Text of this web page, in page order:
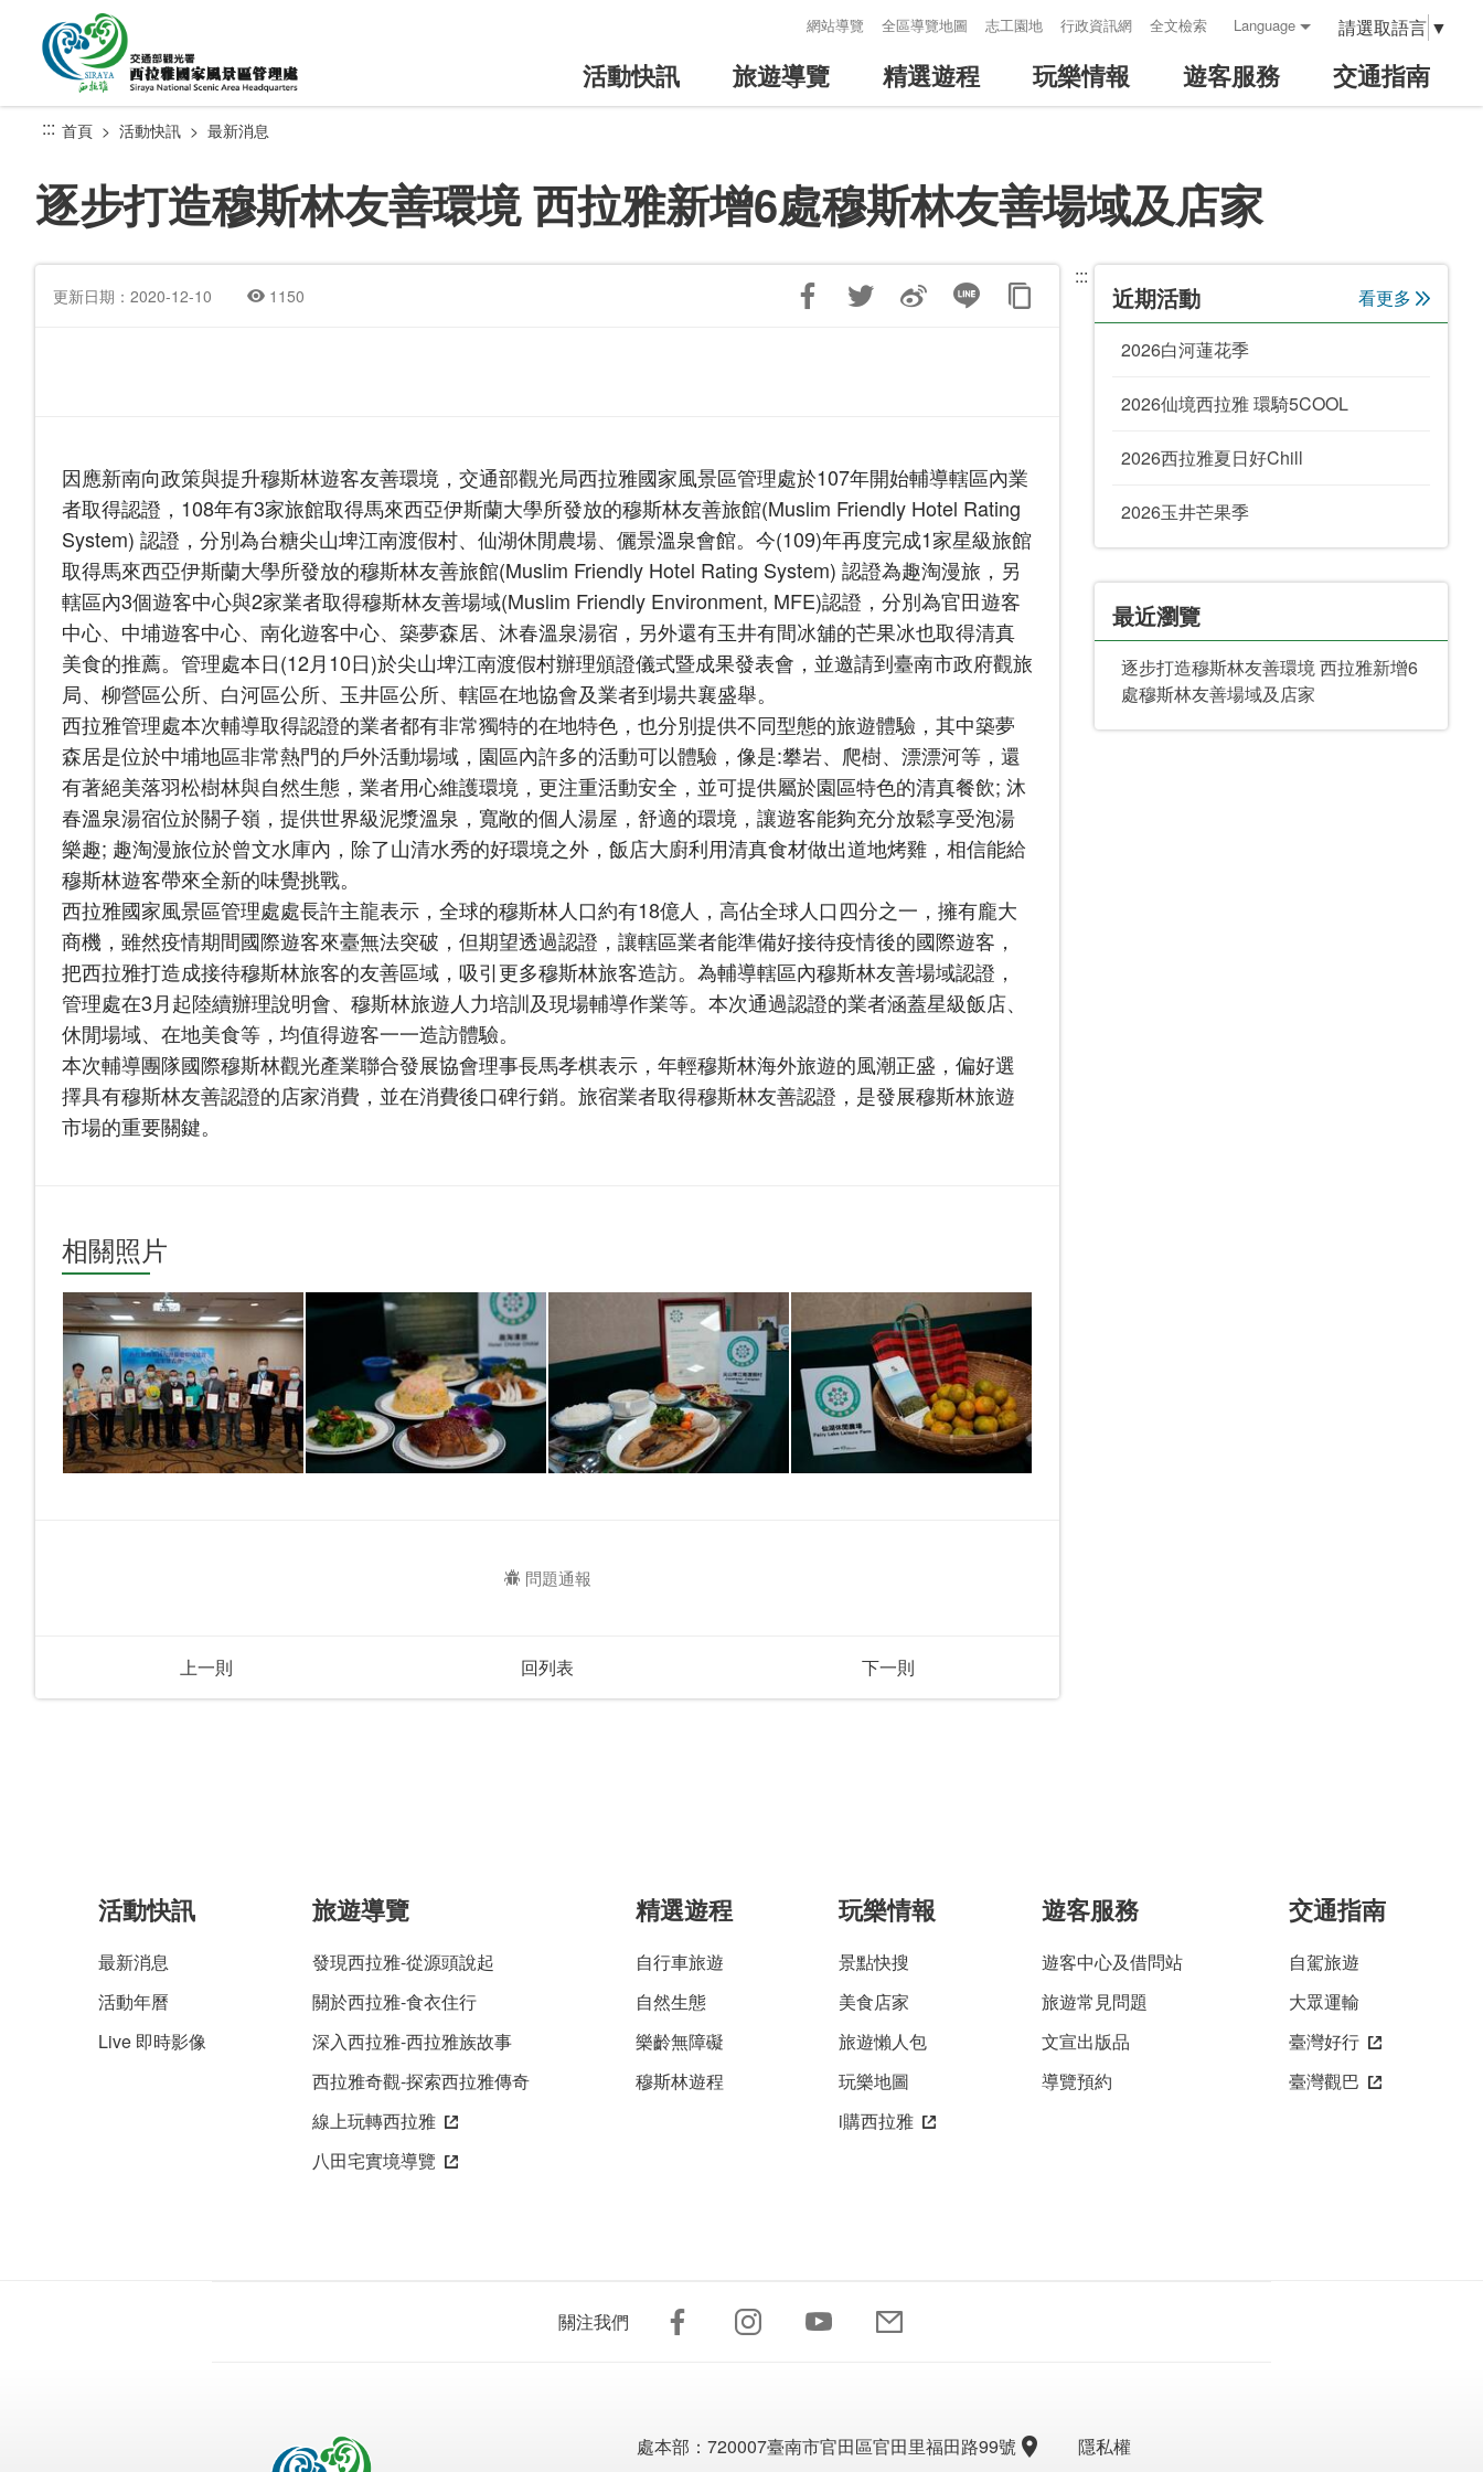
網站導覽 全區導覽地圖 志工園地 行政資訊網 全文檢索 Language 請選取語言 ▼
活動快訊 旅遊導覽 精選遊程 玩樂情報 遊客服務 交通指南
::: 首頁 活動快訊 最新消息
逐步打造穆斯林友善環境 西拉雅新增6處穆斯林友善場域及店家
更新日期：2020-12-10 1150
因應新南向政策與提升穆斯林遊客友善環境，交通部觀光局西拉雅國家風景區管理處於107年開始輔導轄區內業
者取得認證，108年有3家旅館取得馬來西亞伊斯蘭大學所發放的穆斯林友善旅館(Muslim Friendly Hotel Rating
System) 認證，分別為台糖尖山埤江南渡假村、仙湖休閒農場、儷景溫泉會館。今(109)年再度完成1家星級旅館
取得馬來西亞伊斯蘭大學所發放的穆斯林友善旅館(Muslim Friendly Hotel Rating System) 認證為趣淘漫旅，另
轄區內3個遊客中心與2家業者取得穆斯林友善場域(Muslim Friendly Environment, MFE)認證，分別為官田遊客
中心、中埔遊客中心、南化遊客中心、築夢森居、沐春溫泉湯宿，另外還有玉井有間冰舖的芒果冰也取得清真
美食的推薦。管理處本日(12月10日)於尖山埤江南渡假村辦理頒證儀式暨成果發表會，並邀請到臺南市政府觀旅
局、柳營區公所、白河區公所、玉井區公所、轄區在地協會及業者到場共襄盛舉。
西拉雅管理處本次輔導取得認證的業者都有非常獨特的在地特色，也分別提供不同型態的旅遊體驗，其中築夢
森居是位於中埔地區非常熱門的戶外活動場域，園區內許多的活動可以體驗，像是:攀岩、爬樹、漂漂河等，還
有著絕美落羽松樹林與自然生態，業者用心維護環境，更注重活動安全，並可提供屬於園區特色的清真餐飲; 沐
春溫泉湯宿位於關子嶺，提供世界級泥漿溫泉，寬敞的個人湯屋，舒適的環境，讓遊客能夠充分放鬆享受泡湯
樂趣; 趣淘漫旅位於曾文水庫內，除了山清水秀的好環境之外，飯店大廚利用清真食材做出道地烤雞，相信能給
穆斯林遊客帶來全新的味覺挑戰。
西拉雅國家風景區管理處處長許主龍表示，全球的穆斯林人口約有18億人，高佔全球人口四分之一，擁有龐大
商機，雖然疫情期間國際遊客來臺無法突破，但期望透過認證，讓轄區業者能準備好接待疫情後的國際遊客，
把西拉雅打造成接待穆斯林旅客的友善區域，吸引更多穆斯林旅客造訪。為輔導轄區內穆斯林友善場域認證，
管理處在3月起陸續辦理說明會、穆斯林旅遊人力培訓及現場輔導作業等。本次通過認證的業者涵蓋星級飯店、
休閒場域、在地美食等，均值得遊客一一造訪體驗。
本次輔導團隊國際穆斯林觀光產業聯合發展協會理事長馬孝棋表示，年輕穆斯林海外旅遊的風潮正盛，偏好選
擇具有穆斯林友善認證的店家消費，並在消費後口碑行銷。旅宿業者取得穆斯林友善認證，是發展穆斯林旅遊
市場的重要關鍵。
相關照片
問題通報
上一則 回列表 下一則
:::
近期活動 看更多
2026白河蓮花季
2026仙境西拉雅 環騎5COOL
2026西拉雅夏日好Chill
2026玉井芒果季
最近瀏覽
逐步打造穆斯林友善環境 西拉雅新增6
處穆斯林友善場域及店家
活動快訊
最新消息
活動年曆
Live 即時影像
旅遊導覽
發現西拉雅-從源頭說起
關於西拉雅-食衣住行
深入西拉雅-西拉雅族故事
西拉雅奇觀-探索西拉雅傳奇
線上玩轉西拉雅
八田宅實境導覽
精選遊程
自行車旅遊
自然生態
樂齡無障礙
穆斯林遊程
玩樂情報
景點快搜
美食店家
旅遊懶人包
玩樂地圖
i購西拉雅
遊客服務
遊客中心及借問站
旅遊常見問題
文宣出版品
導覽預約
交通指南
自駕旅遊
大眾運輸
臺灣好行
臺灣觀巴
關注我們
處本部： 720007臺南市官田區官田里福田路99號
隱私權